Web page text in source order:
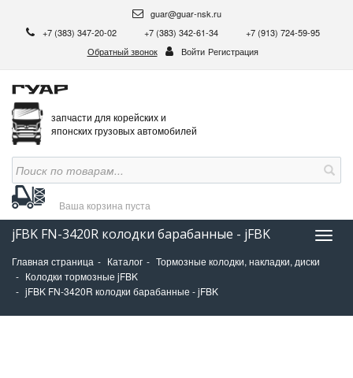
guar@guar-nsk.ru
+7 (383) 347-20-02
+7 (383) 342-61-34
+7 (913) 724-59-95
Обратный звонок
Войти Регистрация
запчасти для корейских и
японских грузовых автомобилей
Ваша корзина пуста
jFBK FN-3420R колодки барабанные - jFBK
Главная страница Каталог
Тормозные колодки, накладки, диски
Колодки тормозные jFBK
jFBK FN-3420R колодки барабанные - jFBK